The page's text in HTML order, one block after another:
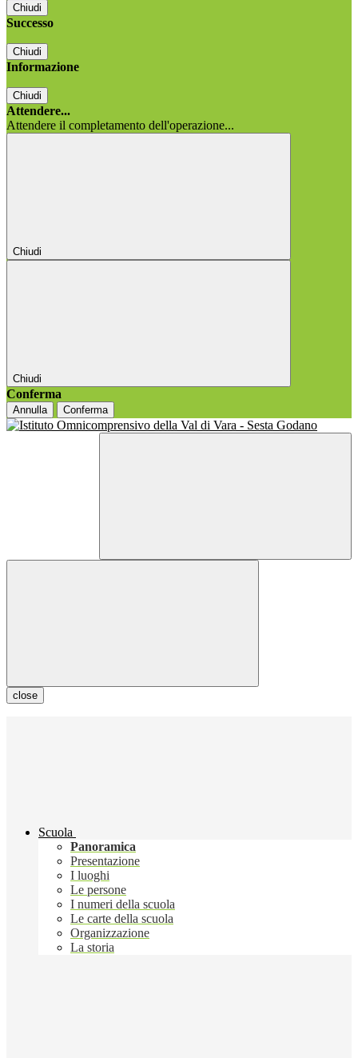
Chiudi
Successo
Chiudi
Informazione
Chiudi
Attendere...
Attendere il completamento dell'operazione...
Chiudi
Chiudi
Conferma
Annulla Conferma
close
Scuola
Panoramica
Presentazione
I luoghi
Le persone
I numeri della scuola
Le carte della scuola
Organizzazione
La storia